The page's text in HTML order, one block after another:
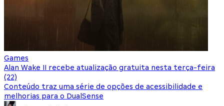
Games
Alan Wake II recebe atualização gratuita nesta terça-feira
(22)
Conteúdo traz uma série de opções de acessibilidade e
melhorias para o DualSense